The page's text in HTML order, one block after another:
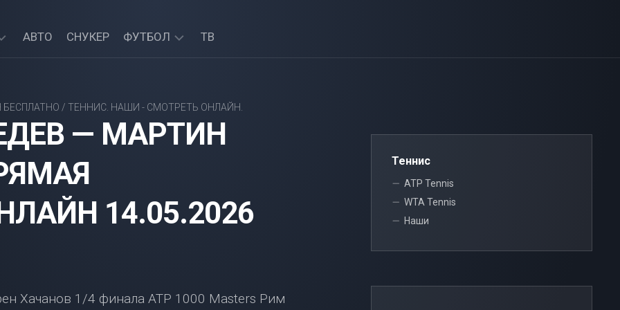
АВТО СНУКЕР ФУТБОЛ
ПРЯМЫЕ
ТРАНСЛЯЦИИ
ТВ
/ ТЕННИС. НАШИ - СМОТРЕТЬ ОНЛАЙН.
— МАРТИН
14.05.2026
Хачанов 1/4 финала ATP 1000 Masters Рим
Теннис
ATP Tennis
WTA Tennis
Наши